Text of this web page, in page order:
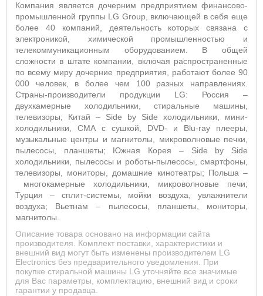
Компания является дочерним предприятием финансово-
промышленной группы LG Group, включающей в себя еще
более 40 компаний, деятельность которых связана с
электроникой, химической промышленностью и
телекоммуникационным оборудованием. В общей
сложности в штате компании, включая распространенные
по всему миру дочерние предприятия, работают более 90
000 человек, в более чем 100 разных направлениях.
Страны-производители продукции LG: Россия –
двухкамерные холодильники, стиральные машины,
телевизоры; Китай –
Side by Side холодильники, мини-
холодильники, СМА с сушкой, DVD- и Blu-ray плееры,
музыкальные центры и магнитолы, микроволновые печки,
пылесосы, планшеты; Южная Корея –
Side by Side
холодильники, пылесосы и роботы-пылесосы, смартфоны,
телевизоры, мониторы, домашние кинотеатры; Польша –
многокамерные холодильники, микроволновые печи;
Турция – сплит-системы, мойки воздуха, увлажнители
воздуха; Вьетнам –
пылесосы, планшеты, мониторы,
магнитолы.
Описание товара основано на информации сайта
производителя. Комплект поставки, характеристики и
внешний вид могут быть изменены производителем LG
Electronics без предварительного уведомления. При
покупке стиральной машины LG уточняйте все значимые
для Вас параметры, комплектацию, внешний вид и сроки
гарантии у продавца.